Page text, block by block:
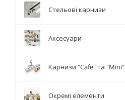
Стельові карнизи
Аксесуари
Карнизи "Cafe" та "Mini"
Окремі елементи